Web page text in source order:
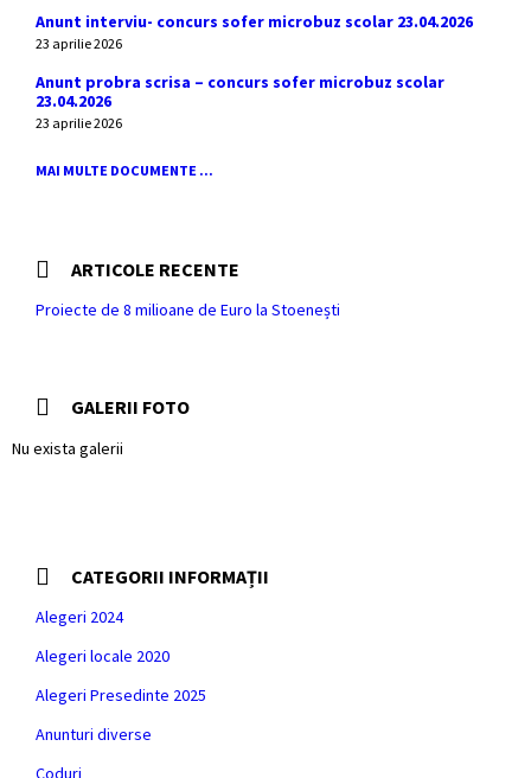
Anunt interviu- concurs sofer microbuz scolar 23.04.2026
23 aprilie 2026
Anunt probra scrisa – concurs sofer microbuz scolar
23.04.2026
23 aprilie 2026
MAI MULTE DOCUMENTE ...
ARTICOLE RECENTE
Proiecte de 8 milioane de Euro la Stoenești
GALERII FOTO
Nu exista galerii
CATEGORII INFORMAȚII
Alegeri 2024
Alegeri locale 2020
Alegeri Presedinte 2025
Anunturi diverse
Coduri